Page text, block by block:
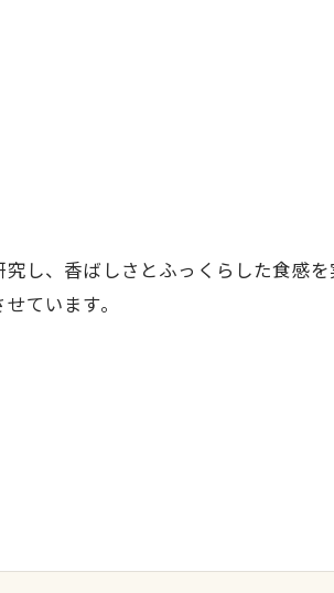
し、香ばしさとふっくらした食感
ています。